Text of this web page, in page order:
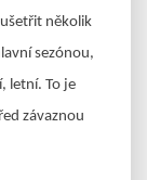
několik
sezónou,
letní. To je
závaznou